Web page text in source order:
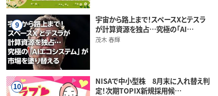
9
宇宙から路上まで！スペースXとテスラ
が計算資源を独占…究極の「AI…
茂木 春輝
10
NISAで中小型株 8月末に入れ替え判
定！次期TOPIX新規採用候…